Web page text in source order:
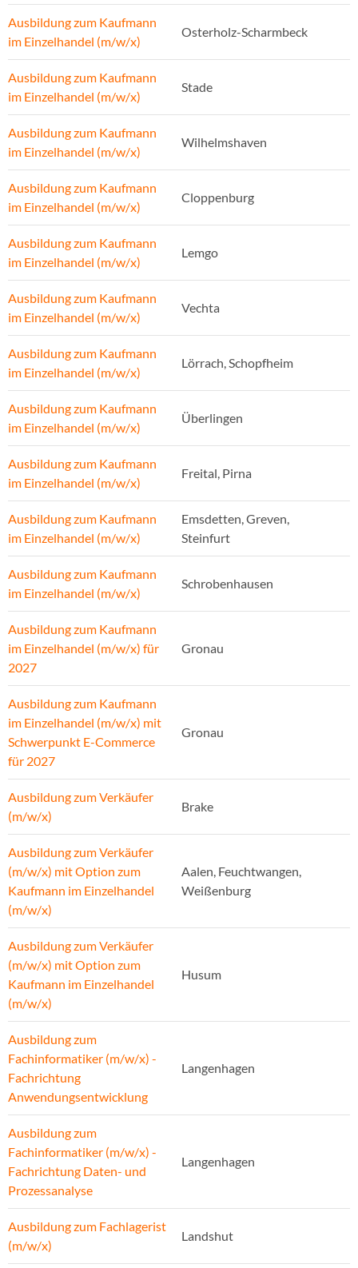
Ausbildung zum Kaufmann
im Einzelhandel (m/w/x)
Osterholz-Scharmbeck
Ausbildung zum Kaufmann
im Einzelhandel (m/w/x)
Stade
Ausbildung zum Kaufmann
im Einzelhandel (m/w/x)
Wilhelmshaven
Ausbildung zum Kaufmann
im Einzelhandel (m/w/x)
Cloppenburg
Ausbildung zum Kaufmann
im Einzelhandel (m/w/x)
Lemgo
Ausbildung zum Kaufmann
im Einzelhandel (m/w/x)
Vechta
Ausbildung zum Kaufmann
im Einzelhandel (m/w/x)
Lörrach, Schopfheim
Ausbildung zum Kaufmann
im Einzelhandel (m/w/x)
Überlingen
Ausbildung zum Kaufmann
im Einzelhandel (m/w/x)
Freital, Pirna
Ausbildung zum Kaufmann
im Einzelhandel (m/w/x)
Emsdetten, Greven,
Steinfurt
Ausbildung zum Kaufmann
im Einzelhandel (m/w/x)
Schrobenhausen
Ausbildung zum Kaufmann
im Einzelhandel (m/w/x) für
2027
Gronau
Ausbildung zum Kaufmann
im Einzelhandel (m/w/x) mit
Schwerpunkt E-Commerce
für 2027
Gronau
Ausbildung zum Verkäufer
(m/w/x)
Brake
Ausbildung zum Verkäufer
(m/w/x) mit Option zum
Kaufmann im Einzelhandel
(m/w/x)
Aalen, Feuchtwangen,
Weißenburg
Ausbildung zum Verkäufer
(m/w/x) mit Option zum
Kaufmann im Einzelhandel
(m/w/x)
Husum
Ausbildung zum
Fachinformatiker (m/w/x) -
Fachrichtung
Anwendungsentwicklung
Langenhagen
Ausbildung zum
Fachinformatiker (m/w/x) -
Fachrichtung Daten- und
Prozessanalyse
Langenhagen
Ausbildung zum Fachlagerist
(m/w/x)
Landshut